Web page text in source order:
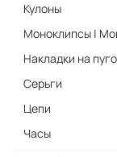
Кулоны
Моноклипсы |
Накладки на
Серьги
Цепи
Часы